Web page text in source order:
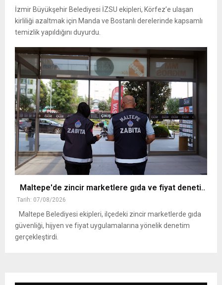
İzmir Büyükşehir Belediyesi İZSU ekipleri, Körfez’e ulaşan
kirliliği azaltmak için Manda ve Bostanlı derelerinde kapsamlı
temizlik yapıldığını duyurdu.
Maltepe'de zincir marketlere gıda ve fiyat deneti..
Tarih: 07/08/2026
Maltepe Belediyesi ekipleri, ilçedeki zincir marketlerde gıda
güvenliği, hijyen ve fiyat uygulamalarına yönelik denetim
gerçekleştirdi.